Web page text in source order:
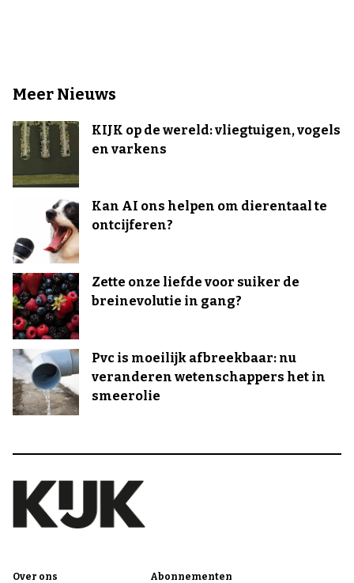
Meer Nieuws
KIJK op de wereld: vliegtuigen, vogels
en varkens
Kan AI ons helpen om dierentaal te
ontcijferen?
Zette onze liefde voor suiker de
breinevolutie in gang?
Pvc is moeilijk afbreekbaar: nu
veranderen wetenschappers het in
smeerolie
Over ons Abonnementen